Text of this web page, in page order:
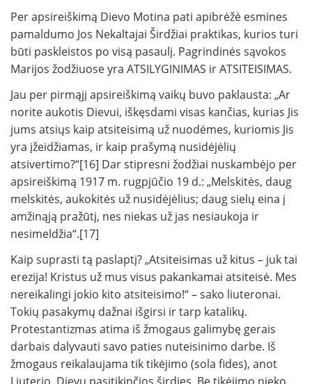
Per apsireiškimą Dievo Motina pati apibrėžė esmines
pamaldumo Jos Nekaltajai Širdžiai praktikas, kurios turi
būti paskleistos po visą pasaulį. Pagrindinės sąvokos
Marijos žodžiuose yra ATSILYGINIMAS ir ATSITEISIMAS.
Jau per pirmąjį apsireiškimą vaikų buvo paklausta: „Ar
norite aukotis Dievui, iškęsdami visas kančias, kurias Jis
jums atsiųs kaip atsiteisimą už nuodėmes, kuriomis Jis
yra įžeidžiamas, ir kaip prašymą nusidėjėlių
atsivertimo?“[16] Dar stipresni žodžiai nuskambėjo per
apsireiškimą 1917 m. rugpjūčio 19 d.: „Melskitės, daug
melskitės, aukokitės už nusidėjėlius; daug sielų eina į
amžinąją pražūtį, nes niekas už jas nesiaukoja ir
nesimeldžia“.[17]
Kaip suprasti tą paslaptį? „Atsiteisimas už kitus – juk tai
erezija! Kristus už mus visus pakankamai atsiteisė. Mes
nereikalingi jokio kito atsiteisimo!“ – sako liuteronai.
Tokių pasakymų dažnai išgirsi ir tarp katalikų.
Protestantizmas atima iš žmogaus galimybę gerais
darbais dalyvauti savo paties nuteisinimo darbe. Iš
žmogaus reikalaujama tik tikėjimo (sola fides), anot